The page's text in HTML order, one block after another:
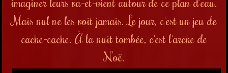
Mais nul ne les voit jamais. Le jour, c'est un jeu de
cache-cache. À la nuit tombée, c'est l'arche de
Noë.